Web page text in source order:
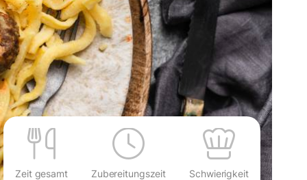
Zeit gesamt Zubereitungszeit Schwierigkeit